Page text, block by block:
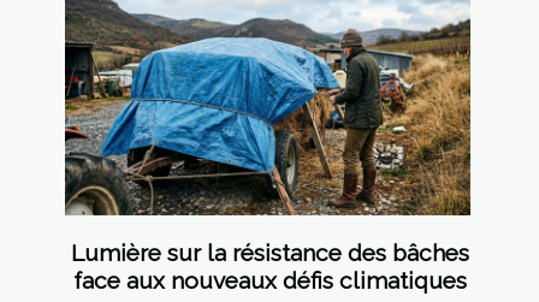
Lumière sur la résistance des bâches
face aux nouveaux défis climatiques